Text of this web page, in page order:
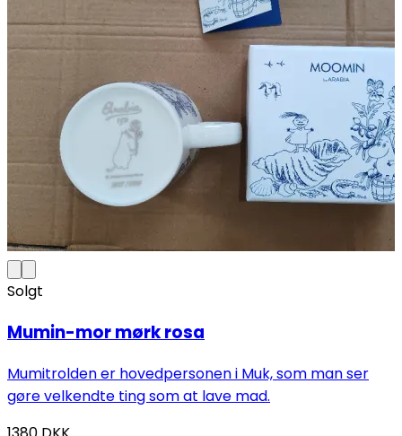
Solgt
Mumin-mor mørk rosa
Mumitrolden er hovedpersonen i Muk, som man ser
gøre velkendte ting som at lave mad.